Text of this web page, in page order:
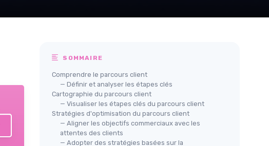
SOMMAIRE
Comprendre le parcours client
— Définir et analyser les étapes clés
Cartographie du parcours client
— Visualiser les étapes clés du parcours client
Stratégies d'optimisation du parcours client
— Aligner les objectifs commerciaux avec les
attentes des clients
— Adopter des stratégies basées sur la